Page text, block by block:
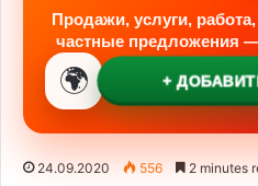
Продажи, услуги,
частные предложения
🌍 +
24.09.2020 556 2 minutes